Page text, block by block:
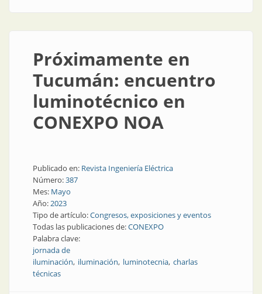
Próximamente en
Tucumán: encuentro
luminotécnico en
CONEXPO NOA
Publicado en: Revista Ingeniería Eléctrica
Número:387
Mes: Mayo
Año:2023
Tipo de artículo:Congresos, exposiciones y eventos
Todas las publicaciones de:CONEXPO
Palabra clave:
jornada de
iluminación iluminación luminotecnia charlas
técnicas